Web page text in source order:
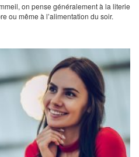
on pense généralement à la literie
ou même à l’alimentation du soir.